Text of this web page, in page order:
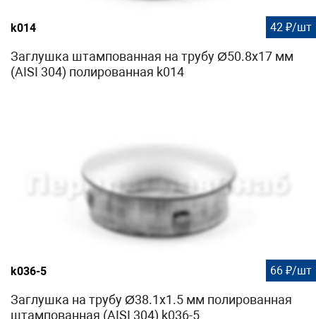
k014 42 ₽/шт
Заглушка штампованная на трубу Ø50.8х17 мм
(AISI 304) полированная k014
k036-5 66 ₽/шт
Заглушка на трубу Ø38.1х1.5 мм полированная
штампованная (AISI 304) k036-5